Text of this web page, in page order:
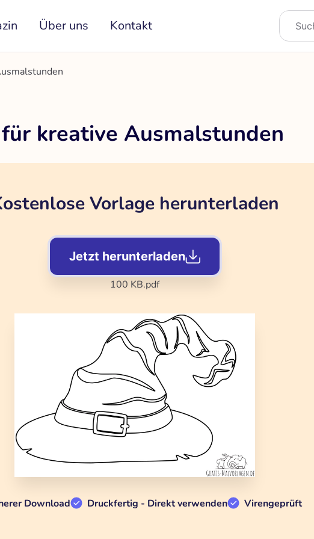
Über uns Kontakt
kreative Ausmalstunden
Vorlage herunterladen
Jetzt herunterladen
100 KB.pdf
Download Druckfertig - Direkt verwenden Virengeprüft